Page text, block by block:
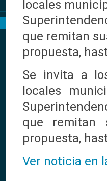
locales
que remitan
propuesta,
Se invita a
locales
que remitan
propuesta,
Ver noticia en